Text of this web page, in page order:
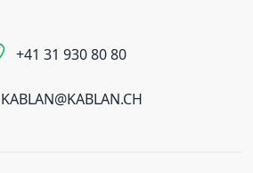
+41 31 930 80 80
KABLAN@KABLAN.CH